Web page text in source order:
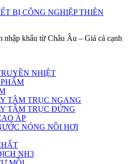
BỊ CÔNG NGHIỆP THIÊN
nhập khẩu từ Châu Âu – Giá cả cạnh
NHIỆT
TÂM TRỤC NGANG
TÂM TRỤC ĐỨNG
ÁP
NÓNG NỒI HƠI
NH3